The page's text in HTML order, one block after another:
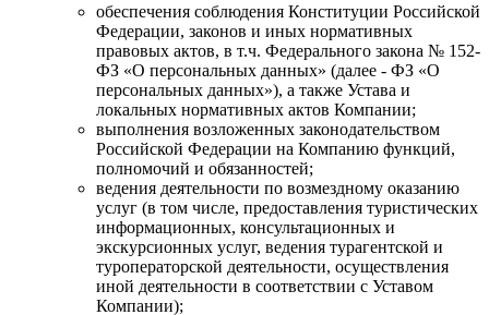
обеспечения соблюдения Конституции Российской
Федерации, законов и иных нормативных
правовых актов, в т.ч. Федерального закона № 152-
ФЗ «О персональных данных» (далее - ФЗ «О
персональных данных»), а также Устава и
локальных нормативных актов Компании;
выполнения возложенных законодательством
Российской Федерации на Компанию функций,
полномочий и обязанностей;
ведения деятельности по возмездному оказанию
услуг (в том числе, предоставления туристических
информационных, консультационных и
экскурсионных услуг, ведения турагентской и
туроператорской деятельности, осуществления
иной деятельности в соответствии с Уставом
Компании);